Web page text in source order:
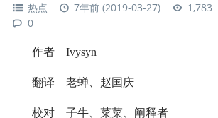
热点 7年前 (2019-03-27) 1,783
0
作者︱Ivysyn
翻译︱老蝉、赵国庆
校对︱子牛、菜菜、阐释者